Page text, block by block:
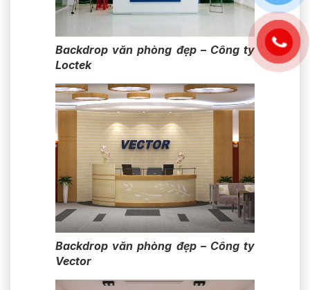
Backdrop văn phòng đẹp – Công ty
Loctek
Backdrop văn phòng đẹp – Công ty
Vector